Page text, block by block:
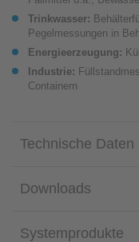
Trinkwasser:
Pegelmessungen in
Energieerzeugung:
Industrie:
Containern
Technische Daten
Downloads
Systemprodukte